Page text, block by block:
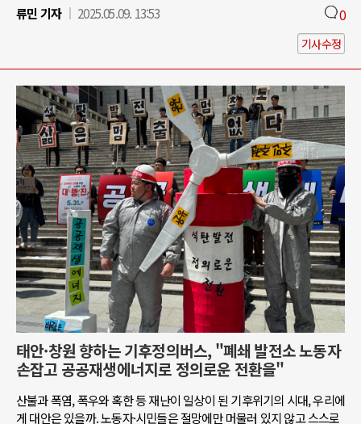
류민 기자
2025.05.09. 13:53 0
기사수정
태안·창원 향하는 기후정의버스, "폐쇄 발전소 노동자
손잡고 공공재생에너지로 정의로운 전환을"
산불과 폭염, 폭우와 혹한 등 재난이 일상이 된 기후위기의 시대, 우리에
게 대안은 있을까. 노동자·시민들은 절망에만 머물러 있지 않고 스스로